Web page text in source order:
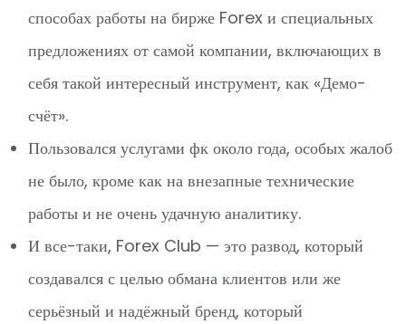
способах работы на бирже Forex и специальных
предложениях от самой компании, включающих в
себя такой интересный инструмент, как «Демо-
счёт».
Пользовался услугами фк около года, особых жалоб
не было, кроме как на внезапные технические
работы и не очень удачную аналитику.
И все-таки, Forex Club — это развод, который
создавался с целью обмана клиентов или же
серьёзный и надёжный бренд, который